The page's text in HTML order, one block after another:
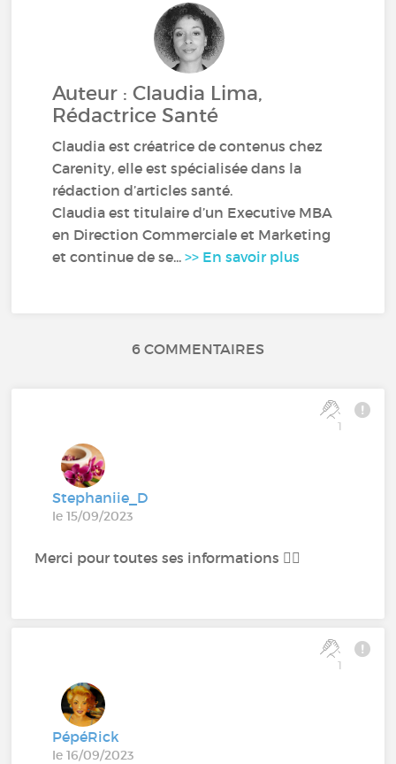
Auteur : Claudia Lima,
Rédactrice Santé
Claudia est créatrice de contenus chez
Carenity, elle est spécialisée dans la
rédaction d’articles santé.
Claudia est titulaire d’un Executive MBA
en Direction Commerciale et Marketing
et continue de se...>> En savoir plus
6 COMMENTAIRES
1
Stephaniie_D
le 15/09/2023
Merci pour toutes ses informations 👍🏽
1
PépéRick
le 16/09/2023